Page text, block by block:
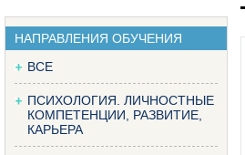
НАПРАВЛЕНИЯ ОБУЧЕНИЯ
ВСЕ
ПСИХОЛОГИЯ. ЛИЧНОСТНЫЕ
КОМПЕТЕНЦИИ, РАЗВИТИЕ,
КАРЬЕРА